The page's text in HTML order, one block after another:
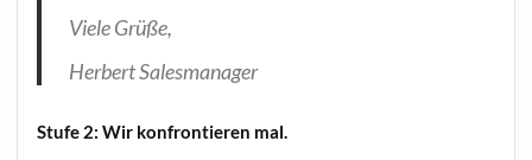
Vie­le Grüße,
Her­bert Salesmanager
Stu­fe 2: Wir kon­fron­tie­ren mal.